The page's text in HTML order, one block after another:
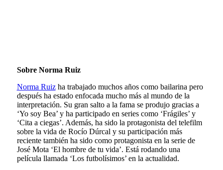
Sobre Norma Ruiz
Norma Ruizha trabajado muchos años como bailarina pero
después ha estado enfocada mucho más al mundo de la
interpretación. Su gran salto a la fama se produjo gracias a
‘Yo soy Bea’ y ha participado en series como ‘Frágiles’ y
‘Cita a ciegas’. Además, ha sido la protagonista del telefilm
sobre la vida de Rocío Dúrcal y su participación más
reciente también ha sido como protagonista en la serie de
José Mota ‘El hombre de tu vida’. Está rodando una
película llamada ‘Los futbolísimos’ en la actualidad.